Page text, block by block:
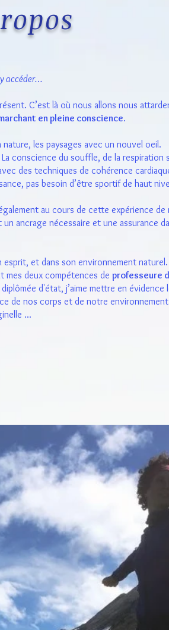
y accéder…
C’est là où nous allons nous
en pleine conscience.
les paysages avec un nouvel oeil.
conscience du souffle, de la respiration
des techniques de cohérence
pas besoin d’être sportif de haut
au cours de cette expérience de
ancrage nécessaire et une assurance
et dans son environnement naturel.
mes deux compétences de professeure
diplômée d'état, j’aime mettre en évidence
de nos corps et de notre
...